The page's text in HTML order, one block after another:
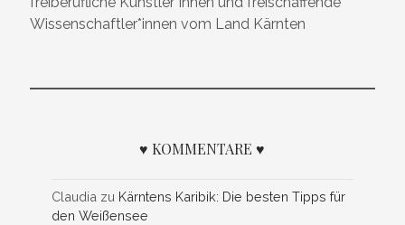
Wissenschaftler*innen vom Land Kärnten
♥ KOMMENTARE ♥
Claudia zu Kärntens Karibik: Die besten Tipps für
den Weißensee